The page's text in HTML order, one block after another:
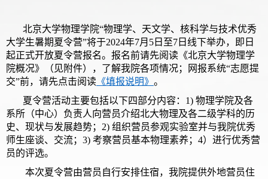
北京大学物理学院“物理学、天文学、核科学与技术优秀
大学生暑期夏令营”将于2024年7月5日至7日线下举办，即日
起正式开放夏令营报名。报名前请先阅读《北京大学物理学
院概况》（见附件），了解我院各项情况；网报系统“志愿提
交”前，请先点击阅读 《填报说明》 。
夏令营活动主要包括以下四部分内容：1) 物理学院及各
系所（中心）负责人向营员介绍北大物理及各二级学科的历
史、现状与发展趋势；2) 组织营员参观实验室并与我院优秀
师生座谈、交流；3) 考察营员基本物理素养；4）进行优秀营
员的评选。
本次夏令营由营员自行安排住宿，我院提供外地营员住